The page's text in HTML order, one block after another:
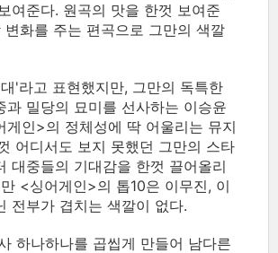
여준다. 원곡의 맛을 한껏 보여준
변화를 주는 편곡으로 그만의 색깔
'라고 표현했지만, 그만의 독특한
과 밀당의 묘미를 선사하는 이승윤
게인>의 정체성에 딱 어울리는 뮤지
어디서도 보지 못했던 그만의 스타
대중들의 기대감을 한껏 끌어올리
<싱어게인>의 톱10은 이무진, 이
전부가 겹치는 색깔이 없다.
하나하나를 곱씹게 만들어 남다른